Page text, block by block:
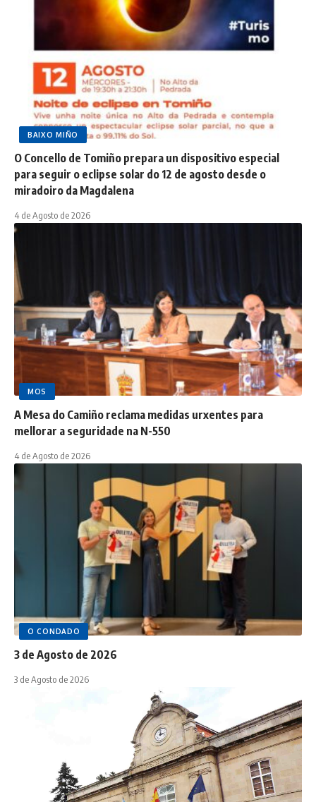
BAIXO MIÑO
O Concello de Tomiño prepara un dispositivo especial
para seguir o eclipse solar do 12 de agosto desde o
miradoiro da Magdalena
4 de Agosto de 2026
MOS
A Mesa do Camiño reclama medidas urxentes para
mellorar a seguridade na N-550
4 de Agosto de 2026
O CONDADO
3 de Agosto de 2026
3 de Agosto de 2026